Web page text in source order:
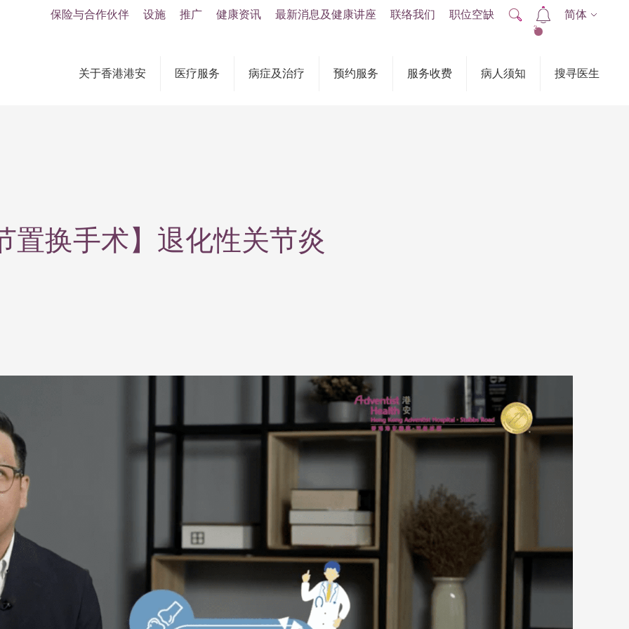
关于香港港安 医疗服务 病症及治疗 预约服务 服务收费 病人须知 搜寻医生
保险与合作伙伴 设施 推广 健康资讯 最新消息及健康讲座 联络我们 职位空缺
2
简体
置换手术】退化性关节炎